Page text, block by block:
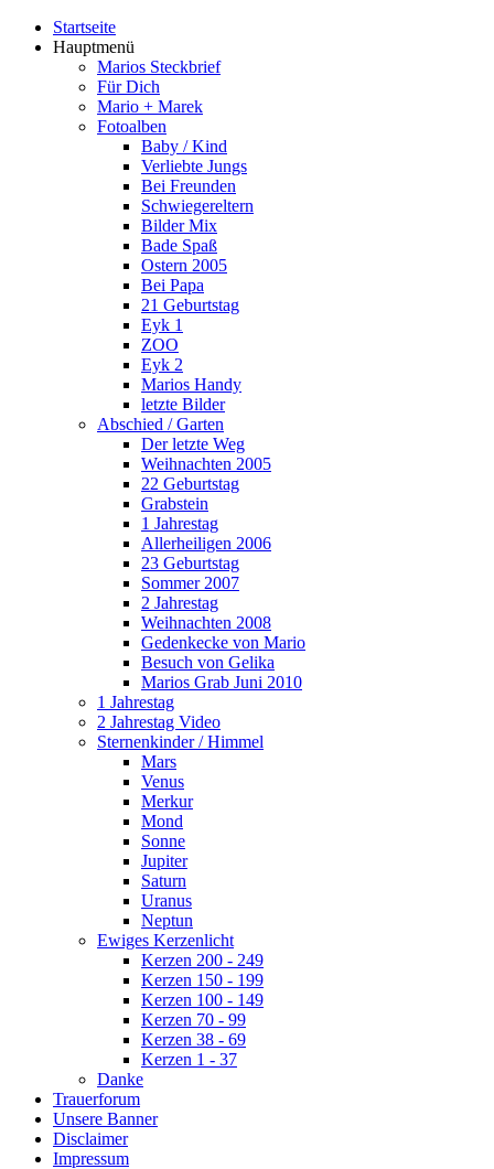
Startseite
Hauptmenü
Marios Steckbrief
Für Dich
Mario + Marek
Fotoalben
Baby / Kind
Verliebte Jungs
Bei Freunden
Schwiegereltern
Bilder Mix
Bade Spaß
Ostern 2005
Bei Papa
21 Geburtstag
Eyk 1
ZOO
Eyk 2
Marios Handy
letzte Bilder
Abschied / Garten
Der letzte Weg
Weihnachten 2005
22 Geburtstag
Grabstein
1 Jahrestag
Allerheiligen 2006
23 Geburtstag
Sommer 2007
2 Jahrestag
Weihnachten 2008
Gedenkecke von Mario
Besuch von Gelika
Marios Grab Juni 2010
1 Jahrestag
2 Jahrestag Video
Sternenkinder / Himmel
Mars
Venus
Merkur
Mond
Sonne
Jupiter
Saturn
Uranus
Neptun
Ewiges Kerzenlicht
Kerzen 200 - 249
Kerzen 150 - 199
Kerzen 100 - 149
Kerzen 70 - 99
Kerzen 38 - 69
Kerzen 1 - 37
Danke
Trauerforum
Unsere Banner
Disclaimer
Impressum